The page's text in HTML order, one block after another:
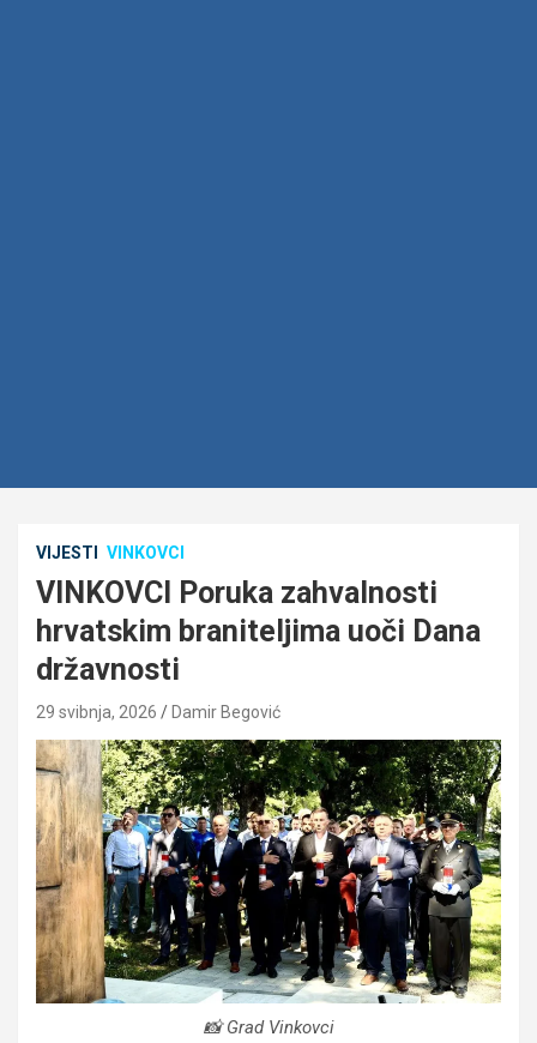
VIJESTI VINKOVCI
VINKOVCI Poruka zahvalnosti
hrvatskim braniteljima uoči Dana
državnosti
29 svibnja, 2026 Damir Begović
📸 Grad Vinkovci